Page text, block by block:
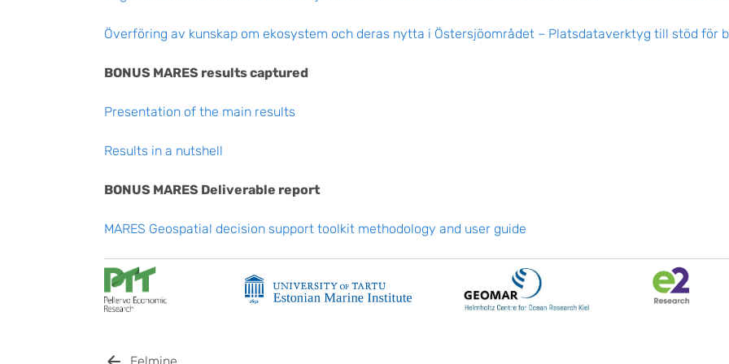
Överföring av kunskap om ekosystem och deras nytta i Östersjöområdet – Platsdataverktyg till stöd för
BONUS MARES results captured
Presentation of the main results
Results in a nutshell
BONUS MARES Deliverable report
MARES Geospatial decision support toolkit methodology and user guide